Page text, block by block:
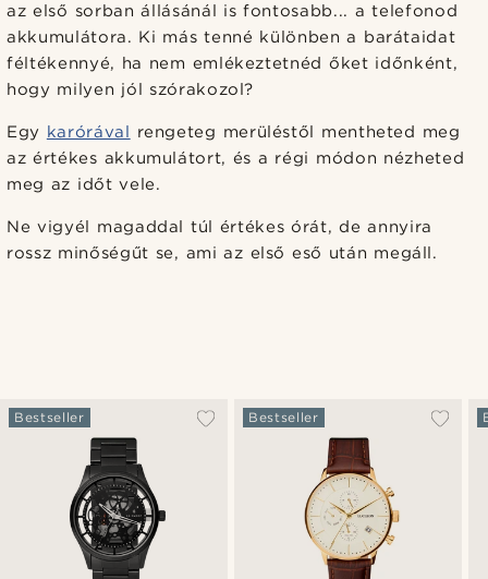
az első sorban állásánál is fontosabb... a telefonod
akkumulátora. Ki más tenné különben a barátaidat
féltékennyé, ha nem emlékeztetnéd őket időnként,
hogy milyen jól szórakozol?
Egy karórával rengeteg merüléstől mentheted meg
az értékes akkumulátort, és a régi módon nézheted
meg az időt vele.
Ne vigyél magaddal túl értékes órát, de annyira
rossz minőségűt se, ami az első eső után megáll.
Bestseller Bestseller